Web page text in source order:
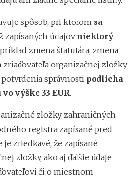
spôsob, pri ktorom sa
zapísaných údajov niektorý
zmena štatutára, zmena
zriaďovateľa organizačnej zložky
správnosti podlieha
výške 33 EUR.
zložky zahraničných
registra zapísané pred
zriedkavé, že zapísané
zložky, ako aj ďalšie údaje
či o miestnom